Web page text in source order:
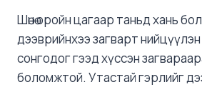
Шөнө оройн цагаар таньд хань
дээврийнхээ загварт
сонгодог гээд хүссэн
боломжтой. Утастай гэрлийг